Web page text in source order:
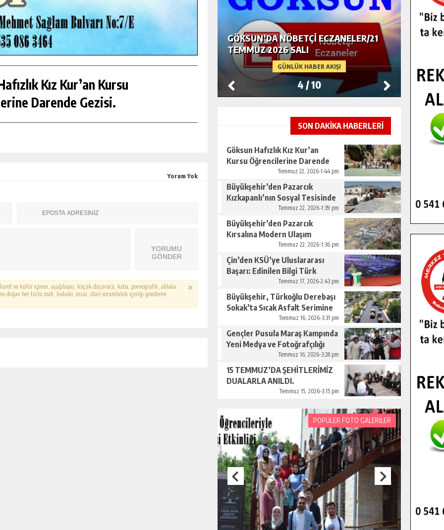
Kız Kur’an Kursu
Darende Gezisi.
Yorum Yok
YORUMU
GÖNDER
ve küfür içeren, aşağılayıcı, küçük düşürücü, kaba, pornografik, ahlaka
doğan her türlü mali, hukuki, cezai, idari sorumluluk içeriği gönderen
GÜNLÜK HABER AKIŞI
BÜYÜKŞEHIR’DEN PAZARCIK KIRSALINA
MODERN ULAŞIM YATIRIMI.
GÜNLÜK HABER AKIŞI
GÖKSUN’DA NÖBETÇI ECZANELER/21
TEMMUZ 2026 SALI
4 /10
SON DAKİKA HABERLERİ
Göksun Hafızlık Kız Kur’an
Kursu Öğrencilerine Darende
Temmuz 22, 2026-1:44 pm
Büyükşehir’den Pazarcık
Kızkapanlı’nın Sosyal Tesisinde
Çevre Düzenlemesi.Temmuz 22, 2026-1:39 pm
Büyükşehir’den Pazarcık
Kırsalına Modern Ulaşım
Temmuz 22, 2026-1:36 pm
Çin’den KSÜ’ye Uluslararası
Başarı: Edinilen Bilgi Türk
Tarımına Katkı Sağlayacak.
Temmuz 17, 2026-2:43 pm
Büyükşehir, Türkoğlu Derebaşı
Sokak’ta Sıcak Asfalt Serimine
Temmuz 16, 2026-3:31 pm
Gençler Pusula Maraş Kampında
Yeni Medya ve Fotoğrafçılığı
Temmuz 16, 2026-3:28 pm
15 TEMMUZ’DA ŞEHİTLERİMİZ
DUALARLA ANILDI.
Temmuz 15, 2026-3:15 pm
POPÜLER FOTO GALERİLER